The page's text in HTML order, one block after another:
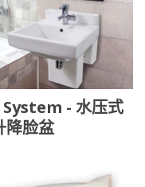
System - 水压式
降脸盆